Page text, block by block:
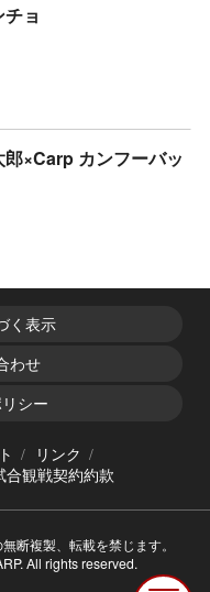
ョ
×Carp カンフーバッ
く表示
わせ
シー
リンク
合観戦契約約款
断複製、転載を禁じます。
All rights reserved.